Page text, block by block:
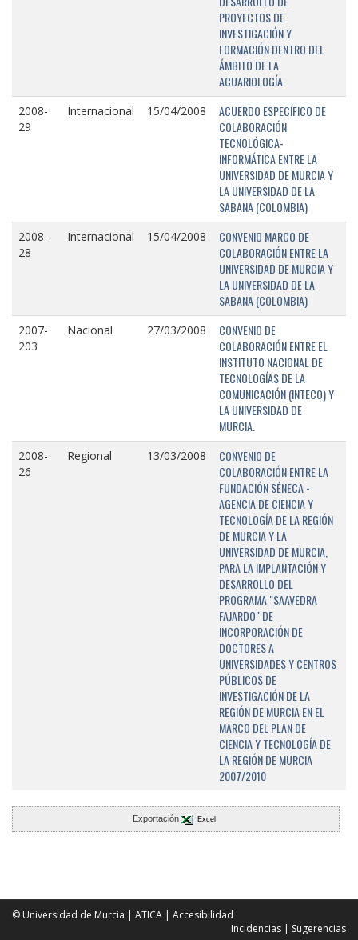
PROYECTOS DE
INVESTIGACIÓN Y
FORMACIÓN DENTRO DEL
ÁMBITO DE LA
ACUARIOLOGÍA
2008-
29
Internacional 15/04/2008
ACUERDO ESPECÍFICO DE
COLABORACIÓN
TECNOLÓGICA-
INFORMÁTICA ENTRE LA
UNIVERSIDAD DE MURCIA Y
LA UNIVERSIDAD DE LA
SABANA (COLOMBIA)
2008-
28
Internacional 15/04/2008
CONVENIO MARCO DE
COLABORACIÓN ENTRE LA
UNIVERSIDAD DE MURCIA Y
LA UNIVERSIDAD DE LA
SABANA (COLOMBIA)
2007-
203
Nacional 27/03/2008
CONVENIO DE
COLABORACIÓN ENTRE EL
INSTITUTO NACIONAL DE
TECNOLOGÍAS DE LA
COMUNICACIÓN (INTECO) Y
LA UNIVERSIDAD DE
MURCIA.
2008-
26
Regional 13/03/2008
CONVENIO DE
COLABORACIÓN ENTRE LA
FUNDACIÓN SÉNECA -
AGENCIA DE CIENCIA Y
TECNOLOGÍA DE LA REGIÓN
DE MURCIA Y LA
UNIVERSIDAD DE MURCIA,
PARA LA IMPLANTACIÓN Y
DESARROLLO DEL
PROGRAMA "SAAVEDRA
FAJARDO" DE
INCORPORACIÓN DE
DOCTORES A
UNIVERSIDADES Y CENTROS
PÚBLICOS DE
INVESTIGACIÓN DE LA
REGIÓN DE MURCIA EN EL
MARCO DEL PLAN DE
CIENCIA Y TECNOLOGÍA DE
LA REGIÓN DE MURCIA
2007/2010
Exportación Excel
© Universidad de Murcia | ATICA | Accesibilidad
Incidencias | Sugerencias